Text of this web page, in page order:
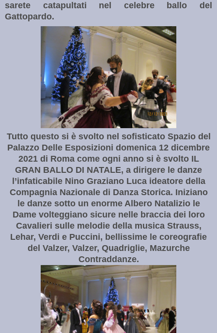
sarete catapultati nel celebre ballo del
Gattopardo.
Tutto questo si è svolto nel sofisticato Spazio del
Palazzo Delle Esposizioni domenica 12 dicembre
2021 di Roma come ogni anno si è svolto IL
GRAN BALLO DI NATALE, a dirigere le danze
l’infaticabile Nino Graziano Luca ideatore della
Compagnia Nazionale di Danza Storica. Iniziano
le danze sotto un enorme Albero Natalizio le
Dame volteggiano sicure nelle braccia dei loro
Cavalieri sulle melodie della musica Strauss,
Lehar, Verdi e Puccini, bellissime le coreografie
del Valzer, Valzer, Quadriglie, Mazurche
Contraddanze.